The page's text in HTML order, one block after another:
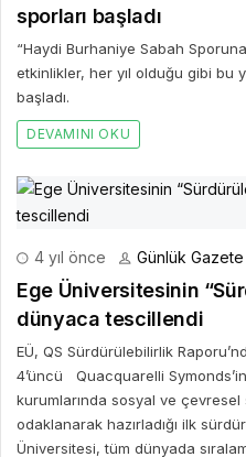
sporları başladı
“Haydi Burhaniye Sabah
etkinlikler, her yıl olduğu gibi bu
başladı.
DEVAMINI OKU
4 yıl önce Günlük Gazete
Ege Üniversitesinin
dünyaca tescillendi
EÜ, QS Sürdürülebilirlik
4’üncü Quacquarelli
kurumlarında sosyal ve
odaklanarak hazırladığı ilk
Üniversitesi, tüm dünyada